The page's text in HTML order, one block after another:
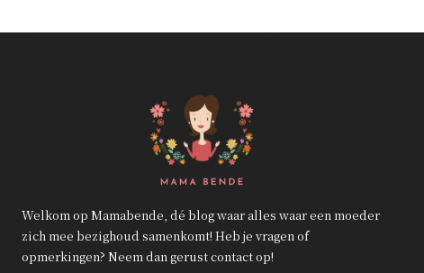
Welkom op Mamabende, dé blog waar alles waar een moeder
zich mee bezighoud samenkomt! Heb je vragen of
opmerkingen? Neem dan gerust contact op!